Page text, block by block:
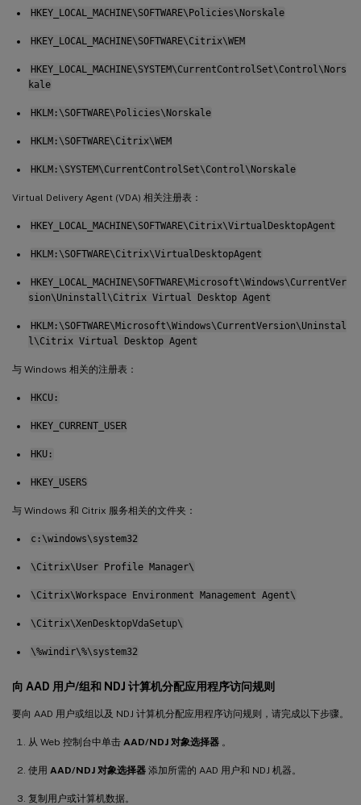
HKEY_LOCAL_MACHINE\SOFTWARE\Policies\Norskale
HKEY_LOCAL_MACHINE\SOFTWARE\Citrix\WEM
HKEY_LOCAL_MACHINE\SYSTEM\CurrentControlSet\Control\Nors
kale
HKLM:\SOFTWARE\Policies\Norskale
HKLM:\SOFTWARE\Citrix\WEM
HKLM:\SYSTEM\CurrentControlSet\Control\Norskale
Virtual Delivery Agent (VDA) 相关注册表：
HKEY_LOCAL_MACHINE\SOFTWARE\Citrix\VirtualDesktopAgent
HKLM:\SOFTWARE\Citrix\VirtualDesktopAgent
HKEY_LOCAL_MACHINE\SOFTWARE\Microsoft\Windows\CurrentVer
sion\Uninstall\Citrix Virtual Desktop Agent
HKLM:\SOFTWARE\Microsoft\Windows\CurrentVersion\Uninstal
l\Citrix Virtual Desktop Agent
与 Windows 相关的注册表：
HKCU:
HKEY_CURRENT_USER
HKU:
HKEY_USERS
与 Windows 和 Citrix 服务相关的文件夹：
c:\windows\system32
\Citrix\User Profile Manager\
\Citrix\Workspace Environment Management Agent\
\Citrix\XenDesktopVdaSetup\
\%windir\%\system32
向 AAD 用户/组和 NDJ 计算机分配应用程序访问规则
要向 AAD 用户或组以及 NDJ 计算机分配应用程序访问规则，请完成以下步骤。
从 Web 控制台中单击 AAD/NDJ 对象选择器 。
使用 AAD/NDJ 对象选择器 添加所需的 AAD 用户和 NDJ 机器。
复制用户或计算机数据。